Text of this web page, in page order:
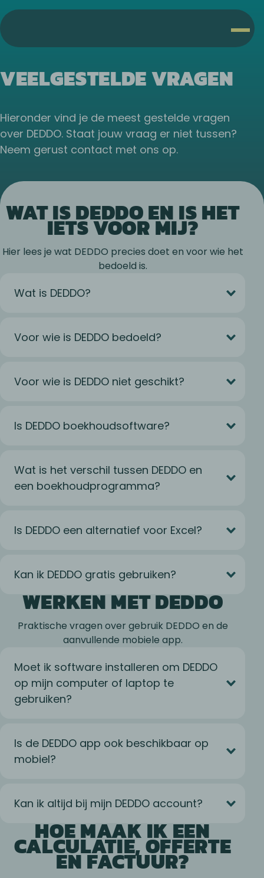
VEELGESTELDE VRAGEN
Hieronder vind je de meest gestelde vragen
over DEDDO. Staat jouw vraag er niet tussen?
Neem gerust contact met ons op.
WAT IS DEDDO EN IS HET
IETS VOOR MIJ?
Hier lees je wat DEDDO precies doet en voor wie het
bedoeld is.
Wat is DEDDO?
Voor wie is DEDDO bedoeld?
Voor wie is DEDDO niet geschikt?
Is DEDDO boekhoudsoftware?
Wat is het verschil tussen DEDDO en
een boekhoudprogramma?
Is DEDDO een alternatief voor Excel?
Kan ik DEDDO gratis gebruiken?
WERKEN MET DEDDO
Praktische vragen over gebruik DEDDO en de
aanvullende mobiele app.
Moet ik software installeren om DEDDO
op mijn computer of laptop te
gebruiken?
Is de DEDDO app ook beschikbaar op
mobiel?
Kan ik altijd bij mijn DEDDO account?
HOE MAAK IK EEN
CALCULATIE, OFFERTE
EN FACTUUR?